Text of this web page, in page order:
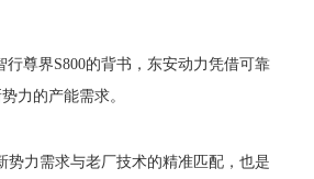
尊界S800的背书，东安动力凭借可靠
力的产能需求。
势力需求与老厂技术的精准匹配，也是